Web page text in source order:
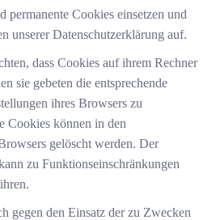
permanente Cookies einsetzen und
unserer Datenschutzerklärung auf.
dass Cookies auf ihrem Rechner
sie gebeten die entsprechende
ihres Browsers zu
Cookies können in den
gelöscht werden. Der
zu Funktionseinschränkungen
gegen den Einsatz der zu Zwecken